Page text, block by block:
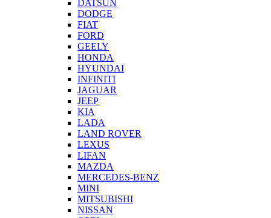
DATSUN
DODGE
FIAT
FORD
GEELY
HONDA
HYUNDAI
INFINITI
JAGUAR
JEEP
KIA
LADA
LAND ROVER
LEXUS
LIFAN
MAZDA
MERCEDES-BENZ
MINI
MITSUBISHI
NISSAN